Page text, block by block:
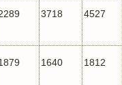
3718 4527
1640 1812